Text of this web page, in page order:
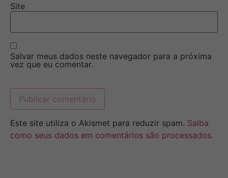
Site
Salvar meus dados neste navegador para a próxima
vez que eu comentar.
Este site utiliza o Akismet para reduzir spam. Saiba
como seus dados em comentários são processados.